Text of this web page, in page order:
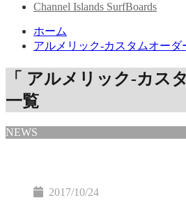
Channel Islands SurfBoards
ホーム
アルメリック-カスタムオーダ
「 アルメリック-カス
一覧
NEWS
2017/10/24